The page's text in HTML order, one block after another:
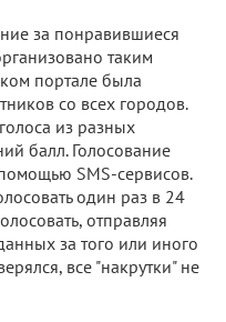
за понравившиеся
таким
портале была
со всех городов.
из разных
балл. Голосование
SMS-сервисов.
один раз в 24
отправляя
за того или иного
все "накрутки" не